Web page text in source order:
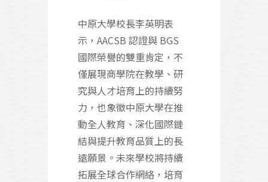
中原大學校長李英明表
示，AACSB 認證與 BGS
國際榮譽的雙重肯定，不
僅展現商學院在教學、研
究與人才培育上的持續努
力，也象徵中原大學在推
動全人教育、深化國際鏈
結與提升教育品質上的長
遠願景。未來學校將持續
拓展全球合作網絡，培育